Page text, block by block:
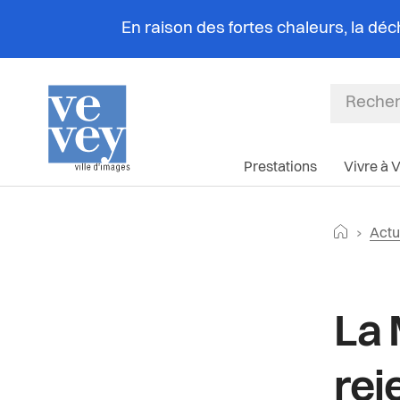
En raison des fortes chaleurs, la
Prestations Vivre à
Fil
Article
La